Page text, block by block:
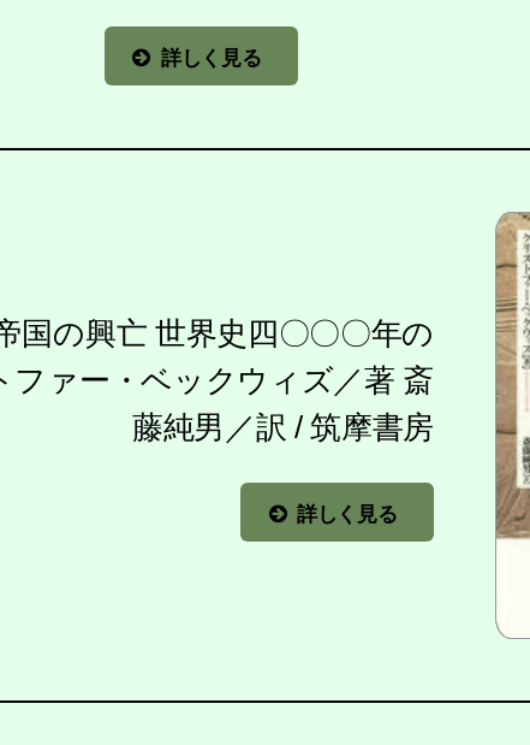
詳しく見る
の興亡 世界史四〇〇〇年の
ファー・ベックウィズ／著 斎
藤純男／訳 / 筑摩書房
詳しく見る